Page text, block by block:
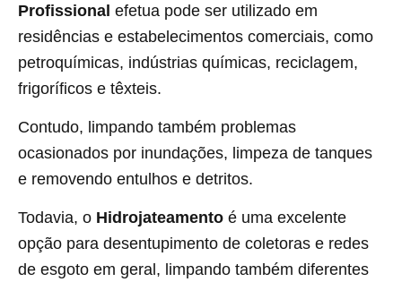
Profissional efetua pode ser utilizado em
residências e estabelecimentos comerciais, como
petroquímicas, indústrias químicas, reciclagem,
frigoríficos e têxteis.
Contudo, limpando também problemas
ocasionados por inundações, limpeza de tanques
e removendo entulhos e detritos.
Todavia, o Hidrojateamento é uma excelente
opção para desentupimento de coletoras e redes
de esgoto em geral, limpando também diferentes